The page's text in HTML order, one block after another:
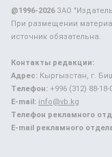
@1996-2026ЗАО
При размещении
источник обязательна.
Контакты редакции:
Адрес: Кыргызстан, г.
Телефон: +996 (312) 88-18-
E-mail: info@vb.kg
Телефон рекламного
E-mail рекламного